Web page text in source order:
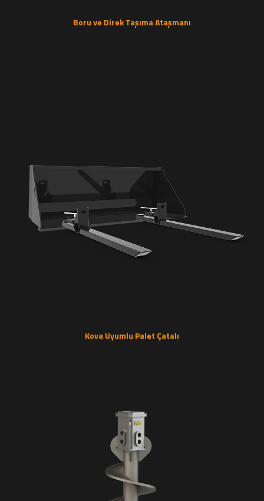
Boru ve Direk Taşıma Ataşmanı
Kova Uyumlu Palet Çatalı